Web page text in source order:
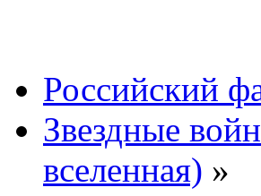
Российский
Звездные
вселенная) »